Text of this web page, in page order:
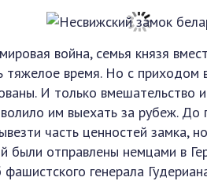
война, семья князя
тяжелое время. Но с приходом
И только вмешательство
им выехать за рубеж. До
часть ценностей замка,
были отправлены немцами в
генерала